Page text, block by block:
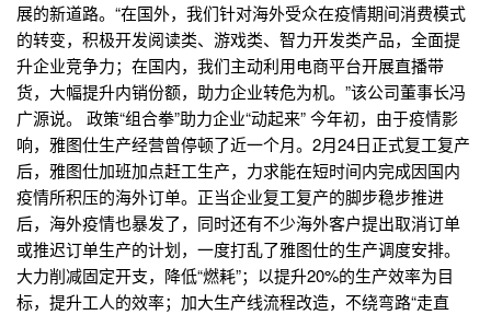
展的新道路。“在国外，我们针对海外受众在疫情期间消费模式
的转变，积极开发阅读类、游戏类、智力开发类产品，全面提
升企业竞争力；在国内，我们主动利用电商平台开展直播带
货，大幅提升内销份额，助力企业转危为机。”该公司董事长冯
广源说。 政策“组合拳”助力企业“动起来” 今年初，由于疫情影
响，雅图仕生产经营曾停顿了近一个月。2月24日正式复工复产
后，雅图仕加班加点赶工生产，力求能在短时间内完成因国内
疫情所积压的海外订单。正当企业复工复产的脚步稳步推进
后，海外疫情也暴发了，同时还有不少海外客户提出取消订单
或推迟订单生产的计划，一度打乱了雅图仕的生产调度安排。
大力削减固定开支，降低“燃耗”；以提升20%的生产效率为目
标，提升工人的效率；加大生产线流程改造，不绕弯路“走直